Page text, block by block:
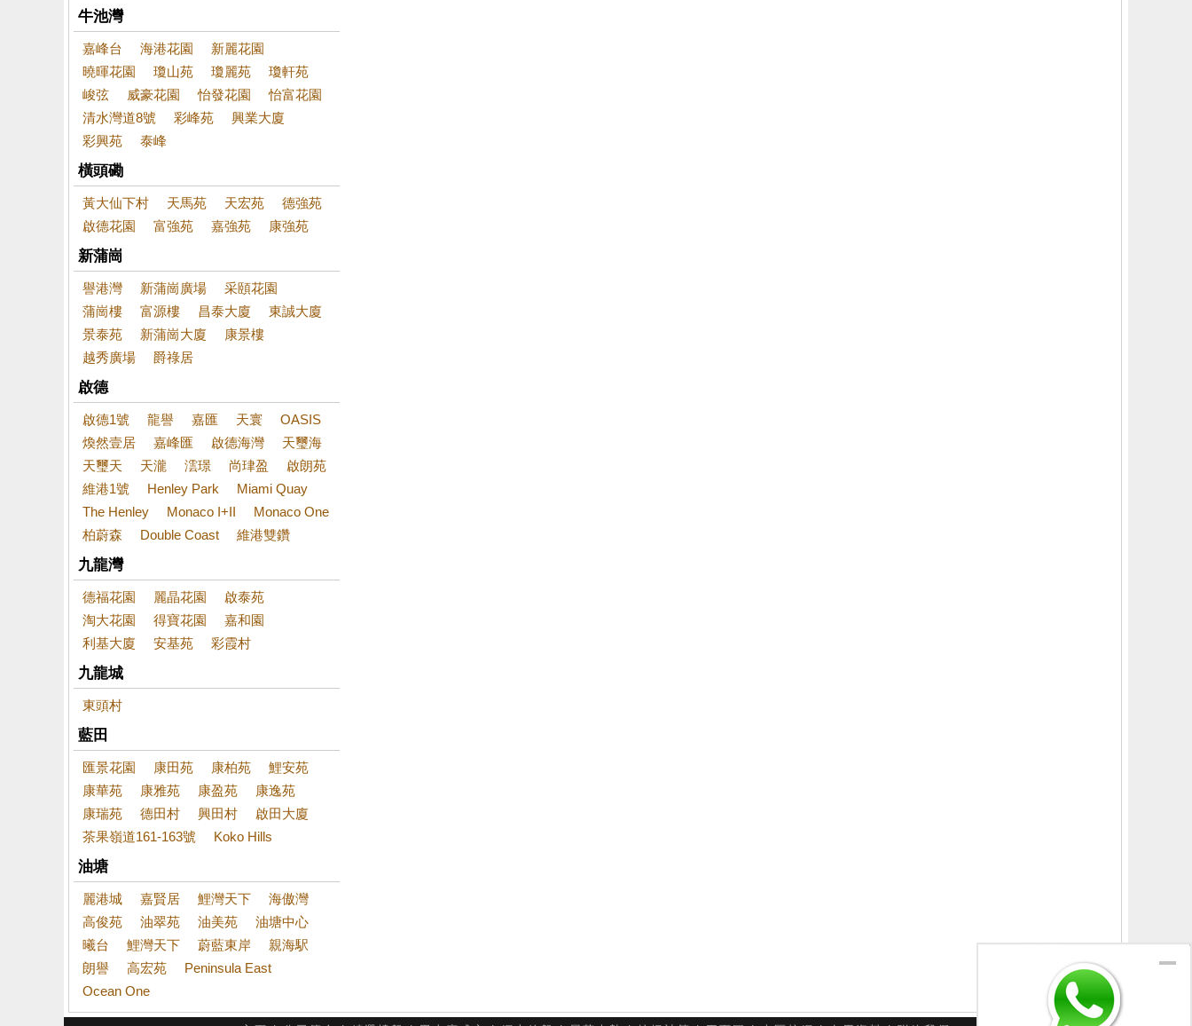
牛池灣
嘉峰台 海港花園
新麗花園
曉暉花園
瓊山苑 瓊麗苑
瓊軒苑
峻弦
威豪花園 怡發花園
怡富花園
清水灣道8號
彩峰苑
興業大廈
彩興苑
泰峰
橫頭磡
黃大仙下村 天馬苑 天宏苑
德強苑
啟德花園
富強苑 嘉強苑 康強苑
新蒲崗
譽港灣 新蒲崗廣場
采頤花園
蒲崗樓
富源樓 昌泰大廈
東誠大廈
景泰苑
新蒲崗大廈
康景樓
越秀廣場
爵祿居
啟德
啟德1號 龍譽 嘉匯 天寰
OASIS
煥然壹居
嘉峰匯 啟德海灣
天璽海
天璽天
天瀧 澐璟 尚珒盈
啟朗苑
維港1號
Henley Park
Miami Quay
The Henley
Monaco I+II
Monaco One
柏蔚森
Double Coast 維港雙鑽
九龍灣
德福花園 麗晶花園
啟泰苑
淘大花園
得寶花園
嘉和園
利基大廈
安基苑 彩霞村
九龍城
東頭村
藍田
匯景花園 康田苑 康柏苑
鯉安苑
康華苑
康雅苑 康盈苑
康逸苑
康瑞苑
德田村 興田村
啟田大廈
茶果嶺道161-163號
Koko Hills
油塘
麗港城 嘉賢居 鯉灣天下
海傲灣
高俊苑
油翠苑 油美苑
油塘中心
曦台
鯉灣天下 蔚藍東岸
親海駅
朗譽
高宏苑
Peninsula East
Ocean One